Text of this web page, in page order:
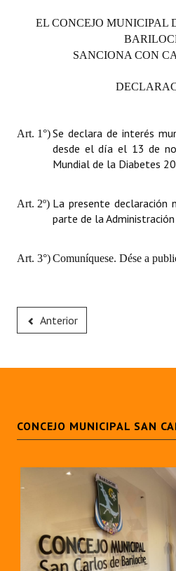
EL CONCEJO MUNICIPAL
SANCIONA CON
Art. 1°)Se declara de interés
desde el día el 13 de
Mundial de la Diabetes
Art. 2º) La presente declaración
parte de la
Art. 3°)Comuníquese. Dése a
Anterior
CONCEJO MUNICIPAL SAN